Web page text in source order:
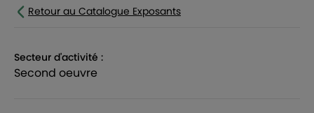
Retour au Catalogue Exposants
Secteur d'activité :
second oeuvre